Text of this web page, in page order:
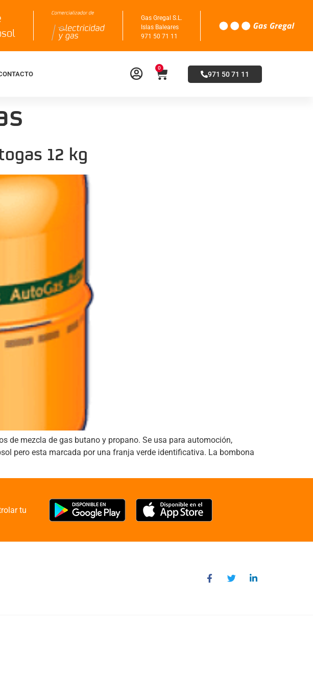
Gas Gregal S.L.
Islas Baleares
971 50 71 11
0
971 50 71 11
12 kg
de mezcla de gas butano y propano. Se usa para automoción,
pero esta marcada por una franja verde identificativa. La bombona
tu